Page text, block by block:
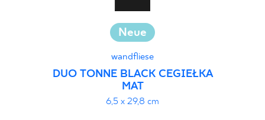
Neue
wandfliese
DUO TONNE BLACK CEGIEŁKA
MAT
6,5 x 29,8 cm